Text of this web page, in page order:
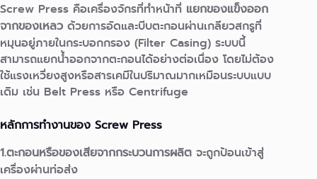
Screw Press คือเครื่องจักรที่ทำหน้าที่ แยกของแข็งออก
จากของเหลว ด้วยการอัดและบีบตะกอนผ่านเกลียวสกรูที่
หมุนอยู่ภายในกระบอกกรอง (Filter Casing) ระบบนี้
สามารถแยกน้ำออกจากตะกอนได้อย่างต่อเนื่อง โดยไม่ต้อง
ใช้แรงเหวี่ยงสูงหรือสารเคมีในปริมาณมากเหมือนระบบแบบ
เดิม เช่น Belt Press หรือ Centrifuge
หลักการทำงานของ Screw Press
1.ตะกอนหรือของเสียจากกระบวนการผลิต จะถูกป้อนเข้าสู่
เครื่องผ่านท่อส่ง